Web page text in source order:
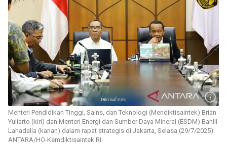
Menteri Pendidikan Tinggi, Sains, dan Teknologi (Mendiktisaintek) Brian
Yuliarto (kiri) dan Menteri Energi dan Sumber Daya Mineral (ESDM) Bahlil
Lahadalia (kanan) dalam rapat strategis di Jakarta, Selasa (29/7/2025).
ANTARA/HO-Kemdiktisaintek RI